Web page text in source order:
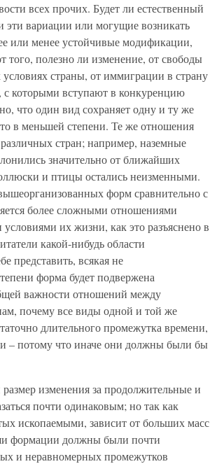
всех прочих. Будет ли естественный
эти вариации или могущие возникать
или менее устойчивые модификации,
того, полезно ли изменение, от свободы
страны, от иммиграции в страну
с которыми вступают в конкуренцию
что один вид сохраняет одну и ту же
в меньшей степени. Те же отношения
стран; например, наземные
значительно от ближайших
и птицы остались неизменными.
форм сравнительно с
более сложными отношениями
их жизни, как это разъяснено в
какой-нибудь области
представить, всякая не
форма будет подвержена
важности отношений между
почему все виды одной и той же
длительного промежутка времени,
– потому что иначе они должны были бы
изменения за продолжительные и
почти одинаковым; но так как
ископаемыми, зависит от больших масс
формации должны были почти
и неравномерных промежутков